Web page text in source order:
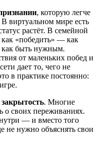
, которую легче
виртуальном мире есть
растёт. В семейной
«победить» — как
как быть нужным.
от маленьких побед и
дает то, чего не
в практике постоянно:
. Многие
о своих переживаниях.
— и вместо того
не нужно объяснять свои